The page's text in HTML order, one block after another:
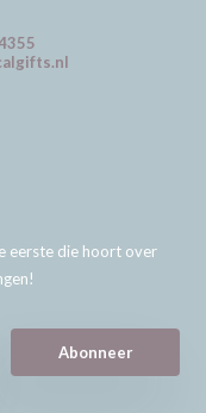
eerste die hoort over
Abonneer